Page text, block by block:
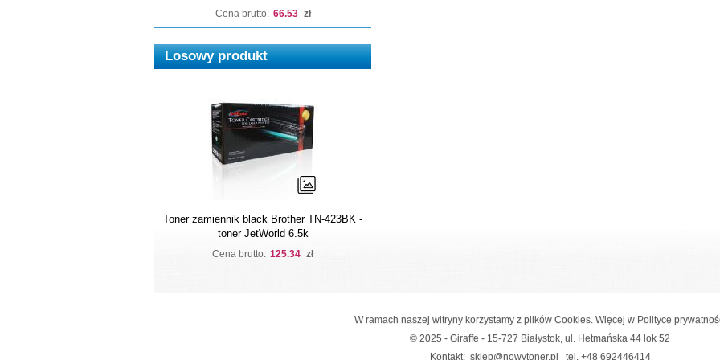
Cena brutto: 66.53 zł
Losowy produkt
Toner zamiennik black Brother TN-423BK -
toner JetWorld 6.5k
Cena brutto: 125.34 zł
W ramach naszej witryny korzystamy z plików Cookies. Więcej w Polityce
© 2025 - Giraffe - 15-727 Białystok, ul. Hetmańska 44 lok 52
Kontakt: sklep@nowytoner.pl tel. +48 692446414